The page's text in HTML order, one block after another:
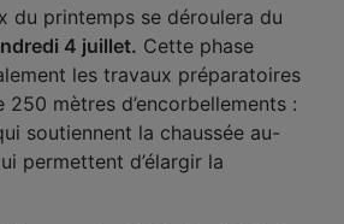
du printemps se déroulera du
4 juillet. Cette phase
les travaux préparatoires
mètres d’encorbellements :
soutiennent la chaussée au-
permettent d’élargir la